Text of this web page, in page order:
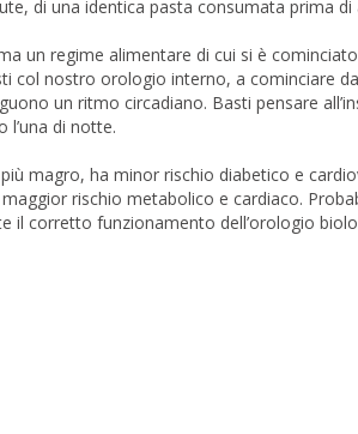
di una identica pasta consumata prima di
un regime alimentare di cui si è
col nostro orologio interno, a cominciare
un ritmo circadiano. Basti pensare
l’una di notte.
magro, ha minor rischio diabetico e
rischio metabolico e cardiaco.
il corretto funzionamento dell’orologio